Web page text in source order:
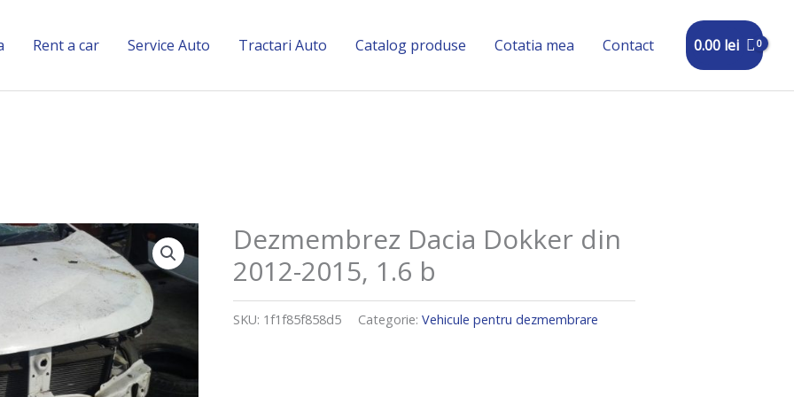
Rent a car Service Auto Tractari Auto Catalog produse Cotatia mea Contact 0.00 lei
Dezmembrez Dacia Dokker din
2012-2015, 1.6 b
SKU: 1f1f85f858d5 Categorie:Vehicule pentru dezmembrare